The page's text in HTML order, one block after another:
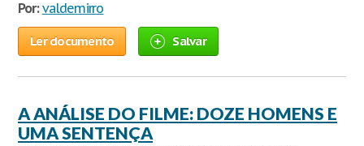
Por: valdemirro
Ler documento Salvar
A ANÁLISE DO FILME: DOZE HOMENS E
UMA SENTENÇA